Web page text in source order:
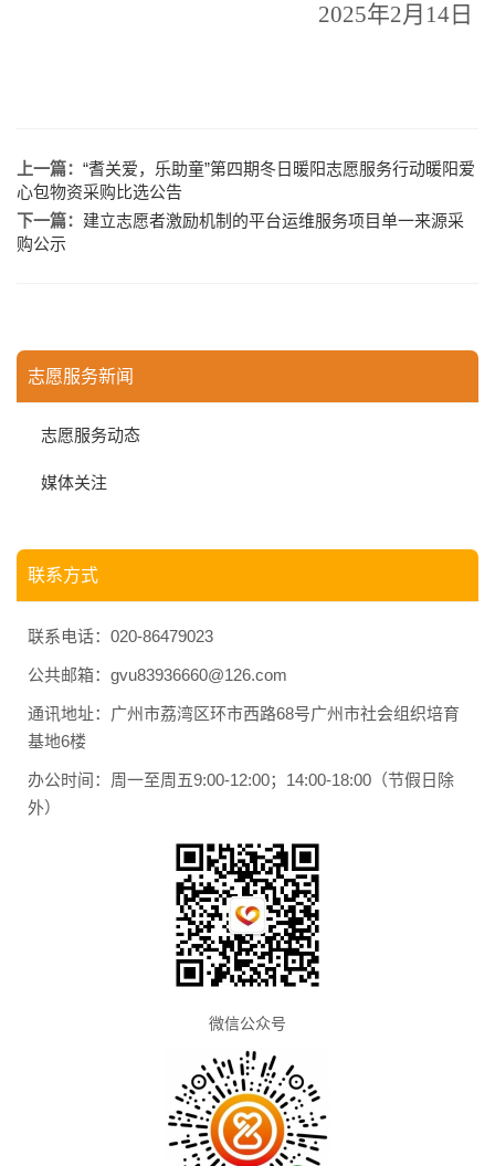
2025年2月14日
上一篇： “耆关爱，乐助童”第四期冬日暖阳志愿服务行动暖阳爱
心包物资采购比选公告
下一篇： 建立志愿者激励机制的平台运维服务项目单一来源采
购公示
志愿服务新闻
志愿服务动态
媒体关注
联系方式
联系电话：020-86479023
公共邮箱：gvu83936660@126.com
通讯地址：广州市荔湾区环市西路68号广州市社会组织培育
基地6楼
办公时间：周一至周五9:00-12:00；14:00-18:00（节假日除
外）
微信公众号